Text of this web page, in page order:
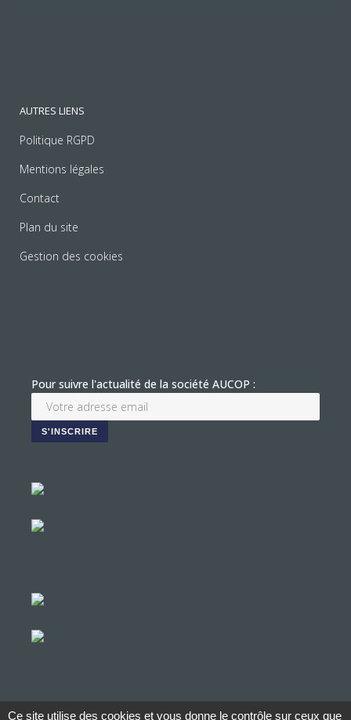
AUTRES LIENS
Politique RGPD
Mentions légales
Contact
Plan du site
Gestion des cookies
Pour suivre l'actualité de la société AUCOP :
Ce site utilise des cookies et vous donne le contrôle sur ceux que